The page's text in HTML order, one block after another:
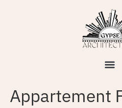
Appartement